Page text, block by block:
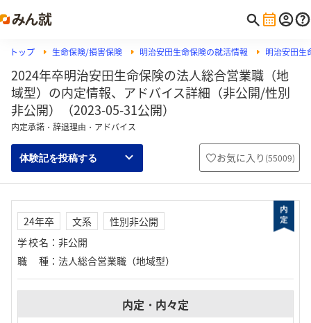
トップ 生命保険/損害保険 明治安田生命保険の就活情報 明治安田生
2024年卒明治安田生命保険の法人総合営業職（地
域型）の内定情報、アドバイス詳細（非公開/性別
非公開）（2023-05-31公開）
内定承諾・辞退理由・アドバイス
体験記を投稿する お気に入り (55009)
24年卒 文系
性別非公開
学校名 ： 非公開
職種 ： 法人総合営業職（地域型）
内定・内々定